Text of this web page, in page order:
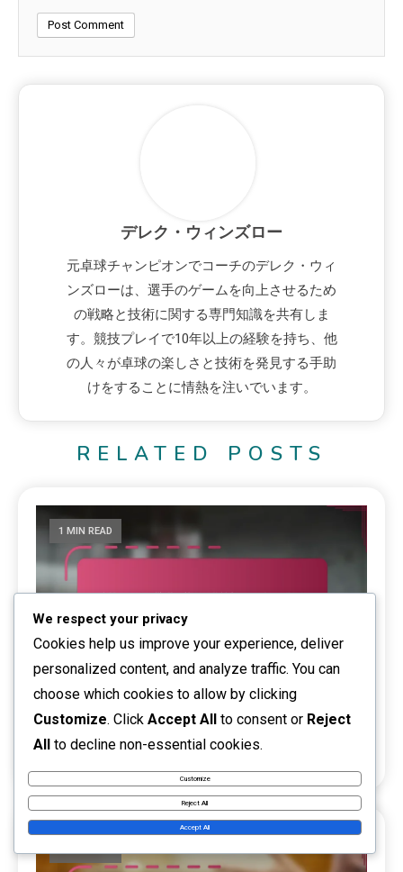
デレク・ウィンズロー
元卓球チャンピオンでコーチのデレク・ウィ
ンズローは、選手のゲームを向上させるため
の戦略と技術に関する専門知識を共有しま
す。競技プレイで10年以上の経験を持ち、他
の人々が卓球の楽しさと技術を発見する手助
けをすることに情熱を注いでいます。
RELATED POSTS
1 MIN READ
攻撃における欺瞞の使用：偽情報、スピン、配置
We respect your privacy
Cookies help us improve your experience, deliver
personalized content, and analyze traffic. You can
choose which cookies to allow by clicking
Customize. Click Accept All to consent or Reject
All to decline non-essential cookies.
Customize
Reject All
Accept All